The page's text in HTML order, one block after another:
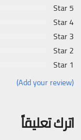
5 Star
4 Star
3 Star
2 Star
1 Star
(Add your review)
اترك تعليقاً